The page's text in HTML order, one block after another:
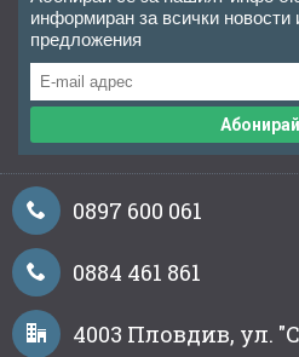
информиран за всички
предложения
0897 600 061
0884 461 861
4003 Пловдив, ул.